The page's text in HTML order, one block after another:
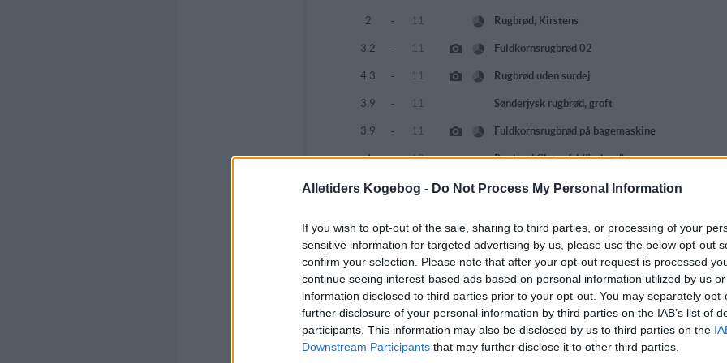
Alletiders Kogebog - Do Not Process My Personal Information
If you wish to opt-out of the sale, sharing to third parties, or processing of your
sensitive information for targeted advertising by us, please use the below opt-out
confirm your selection. Please note that after your opt-out request is processed
continue seeing interest-based ads based on personal information utilized by us
information disclosed to third parties prior to your opt-out. You may separately
further disclosure of your personal information by third parties on the IAB’s list of
participants. This information may also be disclosed by us to third parties on the
Downstream Participants that may further disclose it to other third parties.
2 - 11 Rugbrød, Kirstens
3.2 - 11 Fuldkornsrugbrød 02
4.3 - 11 Rugbrød uden surdej
3.9 - 11 Sønderjysk rugbrød, groft
3.9 - 11 Fuldkornsrugbrød på bagemaskine
4 - 10 Rugbrød Glutenfri (Surbrød)
2.7 - 10 Glutenfrit mørkt rugbrød
4.2 - 10 Rugbrød med surdej 04
4.4 - 9 Rugbrød på surdej
4.5 - 8 Rugbroed Glutenfri
4.1 - Rugbrød
3.3 - 8 Surdej til rugbrød